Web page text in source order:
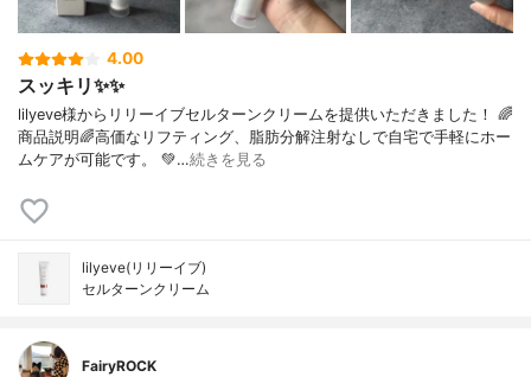
4.00
スッキリ✨✨
lilyeve様からリリーイブセルターンクリームを提供いただきました！ 🌈
商品説明🌈高価なリフティング、脂肪分解注射なしで自宅で手軽にホー
ムケアが可能です。 💚…続きを見る
lilyeve(リリーイブ)
セルターンクリーム
FairyROCK